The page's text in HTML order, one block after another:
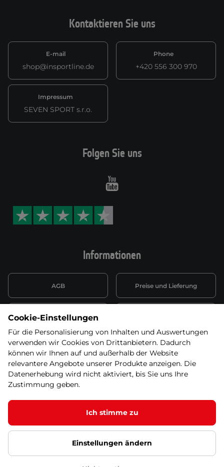
Kontaktieren Sie uns
E-mail
shop@insportline.de
Phone
+420 556 300 970
Impressum
SEVEN SPORT s.r.o.
Informationen
AGB Preise und Lieferung
Datenschutzerklärung
Wiederufsbelehrung mit Link
zum Formular
Batterieentsorgung
Informationen zu Elektro-
und Elektonikgeräten
Widerruf erklären
Folgen Sie uns
Youtube
© 2026 SEVEN SPORT s.r.o Alle Rechte vorbehalten1
Datenschutzgrundsätze Google Datenschutz Google
Partnerseiten Cookie-Einstellungen
Cookie-Einstellungen
Für die Personalisierung von Inhalten und Auswertungen
verwenden wir Cookies von Drittanbietern. Dadurch
können wir Ihnen auf und außerhalb der Website
relevantere Angebote unserer Produkte anzeigen. Die
Datenerhebung wird nicht aktiviert, bis Sie uns Ihre
Zustimmung geben.
Ich stimme zu
Einstellungen ändern